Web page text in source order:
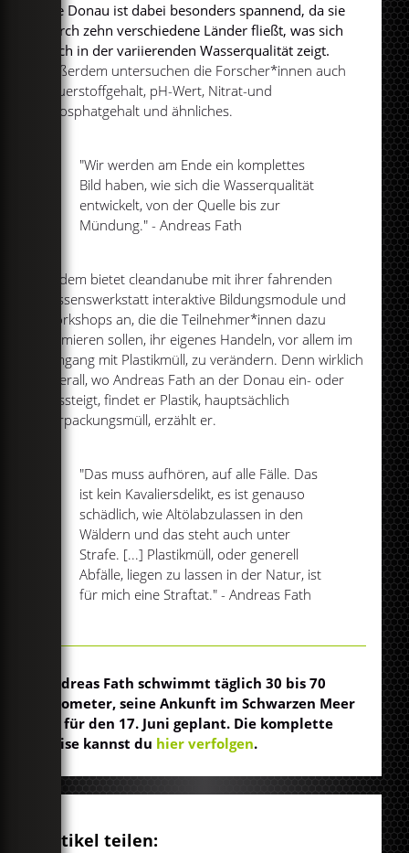
Die Donau ist dabei besonders spannend, da sie
durch zehn verschiedene Länder fließt, was sich
auch in der variierenden Wasserqualität zeigt.
Außerdem untersuchen die Forscher*innen auch
Sauerstoffgehalt, pH-Wert, Nitrat-und
Phosphatgehalt und ähnliches.
"Wir werden am Ende ein komplettes
Bild haben, wie sich die Wasserqualität
entwickelt, von der Quelle bis zur
Mündung." - Andreas Fath
Zudem bietet cleandanube mit ihrer fahrenden
Wissenswerkstatt interaktive Bildungsmodule und
Workshops an, die die Teilnehmer*innen dazu
animieren sollen, ihr eigenes Handeln, vor allem im
Umgang mit Plastikmüll, zu verändern. Denn wirklich
überall, wo Andreas Fath an der Donau ein- oder
aussteigt, findet er Plastik, hauptsächlich
Verpackungsmüll, erzählt er.
"Das muss aufhören, auf alle Fälle. Das
ist kein Kavaliersdelikt, es ist genauso
schädlich, wie Altölabzulassen in den
Wäldern und das steht auch unter
Strafe. [...] Plastikmüll, oder generell
Abfälle, liegen zu lassen in der Natur, ist
für mich eine Straftat." - Andreas Fath
Andreas Fath schwimmt täglich 30 bis 70
Kilometer, seine Ankunft im Schwarzen Meer
ist für den 17. Juni geplant. Die komplette
Reise kannst du hier verfolgen.
Artikel teilen: